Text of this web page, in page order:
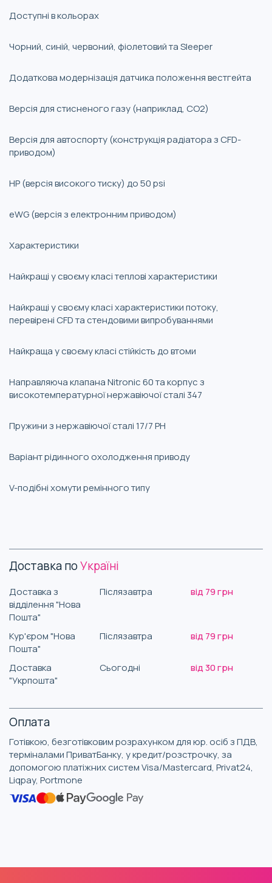
Доступні в кольорах
Чорний, синій, червоний, фіолетовий та Sleeper
Додаткова модернізація датчика положення вестгейта
Версія для стисненого газу (наприклад, CO2)
Версія для автоспорту (конструкція радіатора з CFD-
приводом)
HP (версія високого тиску) до 50 psi
eWG (версія з електронним приводом)
Характеристики
Найкращі у своєму класі теплові характеристики
Найкращі у своєму класі характеристики потоку,
перевірені CFD та стендовими випробуваннями
Найкраща у своєму класі стійкість до втоми
Направляюча клапана Nitronic 60 та корпус з
високотемпературної нержавіючої сталі 347
Пружини з нержавіючої сталі 17/7 PH
Варіант рідинного охолодження приводу
V-подібні хомути ремінного типу
Доставка поУкраїні
Доставка з
відділення "Нова
Пошта"
Післязавтра від 79 грн
Кур'єром "Нова
Пошта"
Післязавтра від 79 грн
Доставка
"Укрпошта"
Сьогодні від 30 грн
Оплата
Готівкою, безготівковим розрахунком для юр. осіб з ПДВ,
терміналами ПриватБанку, у кредит/розстрочку, за
допомогою платіжних систем Visa/Mastercard, Privat24,
Liqpay, Portmone